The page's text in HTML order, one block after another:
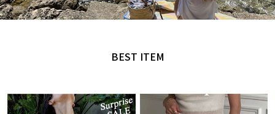
MADE by NANING9
BEST ITEM